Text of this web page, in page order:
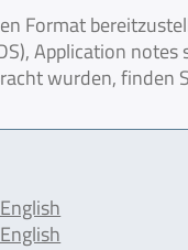
Format
Application notes
wurden, finden